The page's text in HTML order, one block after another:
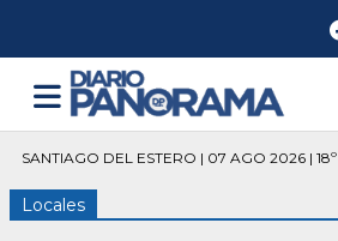
SANTIAGO DEL ESTERO | 07 AGO 2026 | 18º
Locales